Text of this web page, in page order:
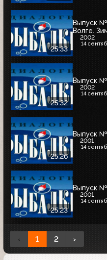
25:33
Выпуск
Волге.
2002
14
25:32
Выпуск
2002
14
25:26
Выпуск
2001
14
25:23
Выпуск
2001
14
‹ 1 2 ›